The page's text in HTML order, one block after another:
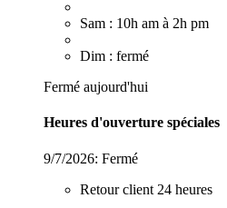
Sam : 10h am à 2h pm
Dim : fermé
Fermé aujourd'hui
Heures d'ouverture spéciales
9/7/2026: Fermé
Retour client 24 heures